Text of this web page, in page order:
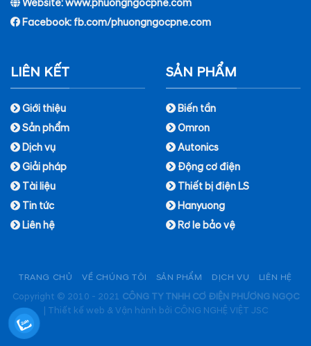
Website: www.phuongngocpne.com
Facebook: fb.com/phuongngocpne.com
LIÊN KẾT
Giới thiệu
Sản phẩm
Dịch vụ
Giải pháp
Tài liệu
Tin tức
Liên hệ
SẢN PHẨM
Biến tần
Omron
Autonics
Động cơ điện
Thiết bị điện LS
Hanyuong
Rơ le bảo vệ
TRANG CHỦ VỀ CHÚNG TÔI SẢN PHẨM DỊCH VỤ LIÊN HỆ
Copyright © 2010 - 2021 CÔNG TY TNHH CƠ ĐIỆN PHƯƠNG NGỌC
Thiết kế web & Vận hành bởi CÔNG NGHỆ VIỆT JSC